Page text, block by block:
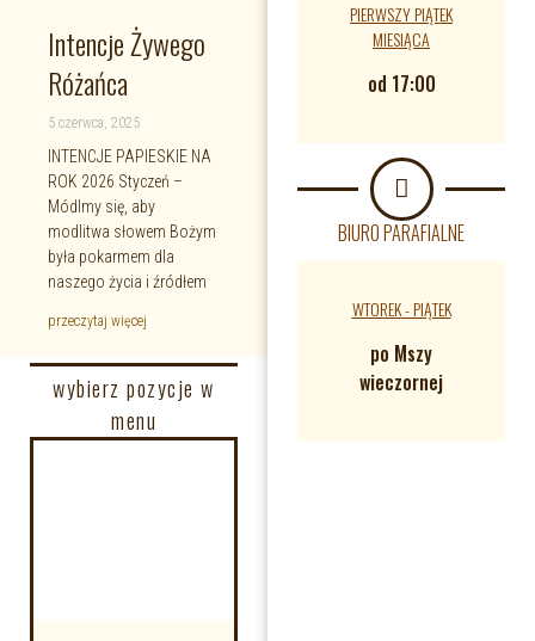
Intencje Żywego
Różańca
5 czerwca, 2025
INTENCJE PAPIESKIE NA
ROK 2026 Styczeń –
Módlmy się, aby
modlitwa słowem Bożym
była pokarmem dla
naszego życia i źródłem
przeczytaj więcej
wybierz pozycje w
menu
PIERWSZY PIĄTEK
MIESIĄCA
od 17:00
BIURO PARAFIALNE
WTOREK - PIĄTEK
po Mszy
wieczornej